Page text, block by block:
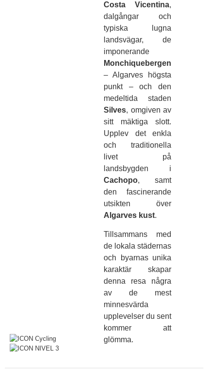
Costa Vicentina,
dalgångar och
typiska lugna
landsvägar, de
imponerande
Monchiquebergen
– Algarves högsta
punkt – och den
medeltida staden
Silves, omgiven av
sitt mäktiga slott.
Upplev det enkla
och traditionella
livet på
landsbygden i
Cachopo, samt
den fascinerande
utsikten över
Algarves kust.
Tillsammans med
de lokala städernas
och byarnas unika
karaktär skapar
denna resa några
av de mest
minnesvärda
upplevelser du sent
kommer att
glömma.